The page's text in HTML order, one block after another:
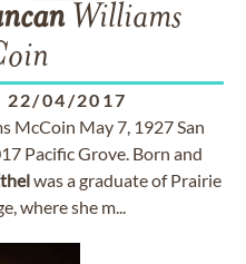
Williams
22/04/2017
McCoin May 7, 1927 San
Pacific Grove. Born and
was a graduate of Prairie
where she m...